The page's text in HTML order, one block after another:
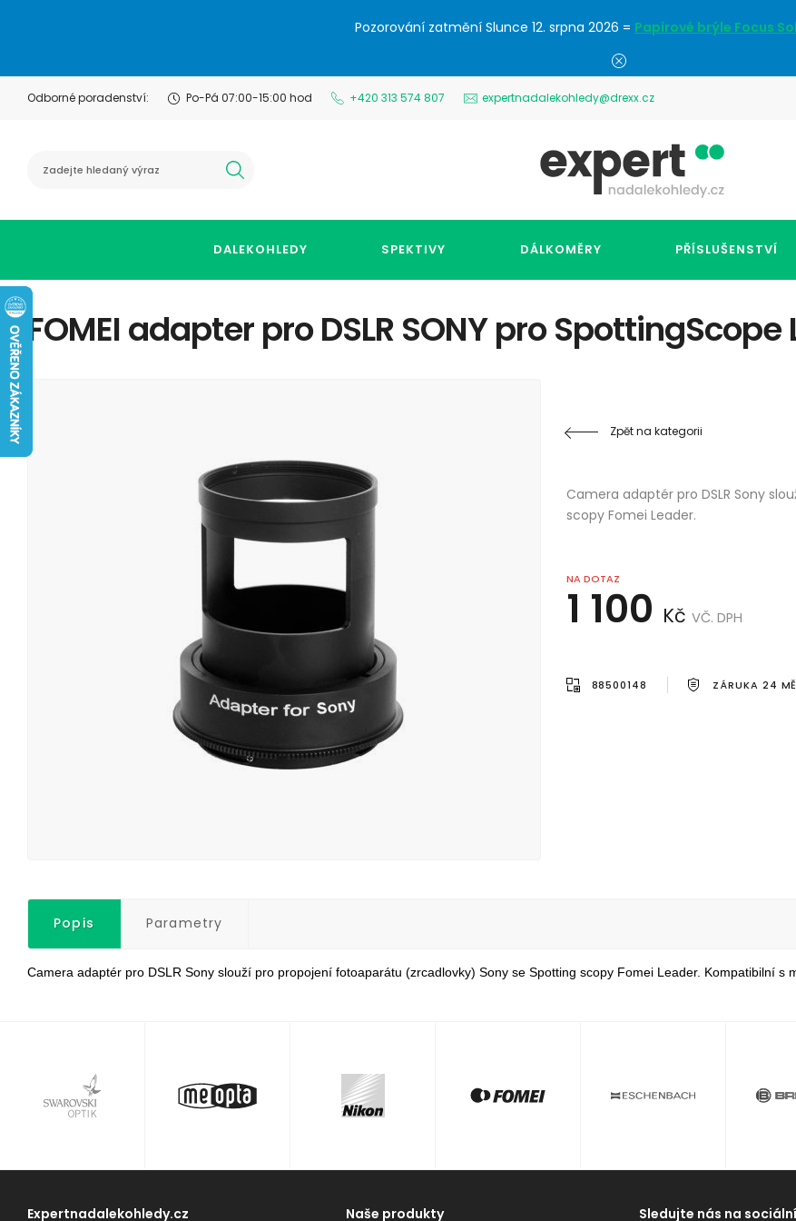
Pozorování zatmění Slunce 12. srpna 2026 = Papírové brýle Focus
Odborné poradenství: Po-Pá 07:00-15:00 hod +420 313 574 807 expertnadalekohledy@drexx.cz
DALEKOHLEDY SPEKTIVY DÁLKOMĚRY PŘÍSLUŠENSTVÍ
FOMEI adapter pro DSLR SONY pro SpottingScope
Zpět na kategorii
Camera adaptér pro DSLR Sony
scopy Fomei Leader.
NA DOTAZ
1 100 Kč VČ. DPH
88500148 ZÁRUKA 24
Popis Parametry
Camera adaptér pro DSLR Sony slouží pro propojení fotoaparátu (zrcadlovky) Sony se Spotting scopy Fomei Leader. Kompatibilní s
Expertnadalekohledy.cz Naše produkty Sledujte nás na